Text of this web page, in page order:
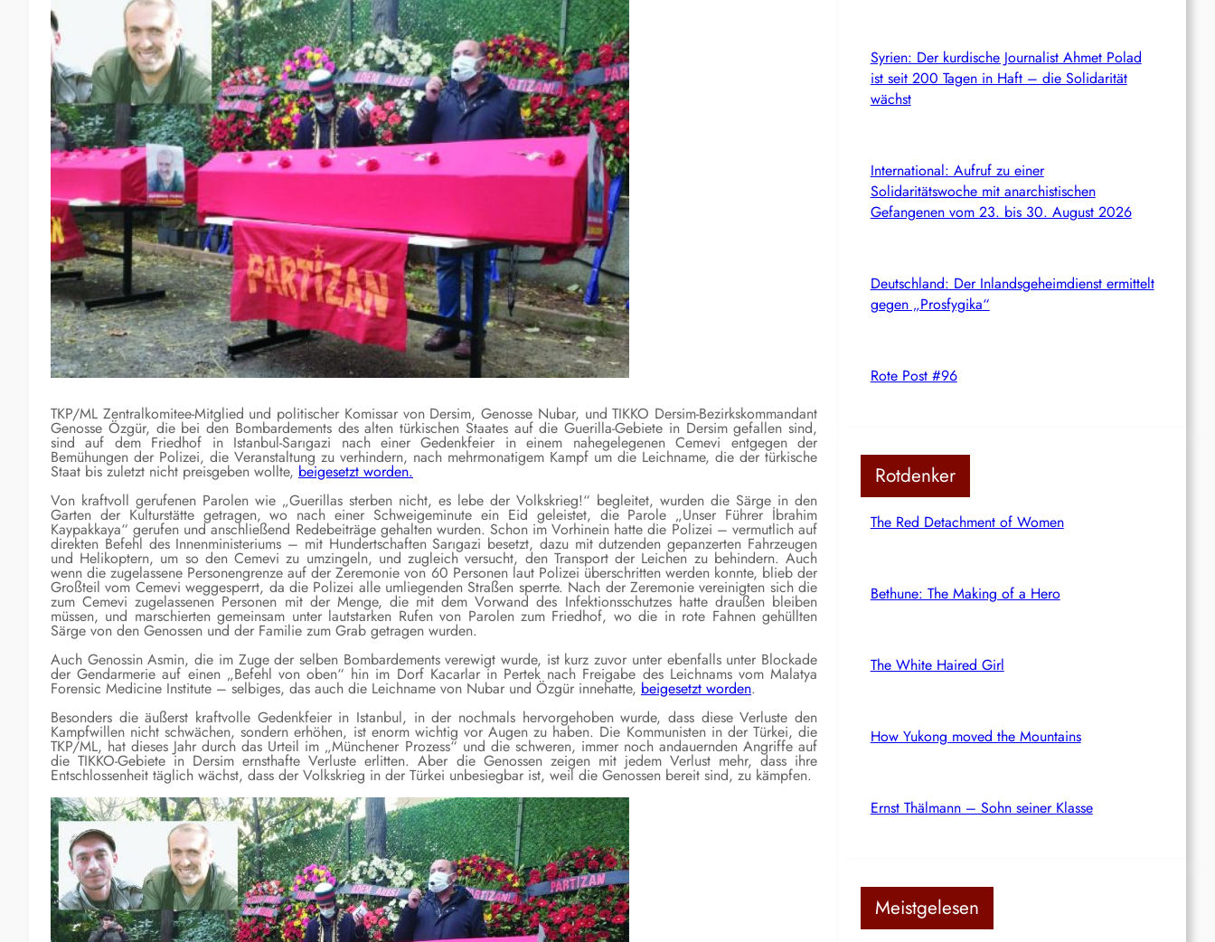
TKP/ML Zentralkomitee-Mitglied und politischer Komissar von Dersim, Genosse Nubar, und TIKKO Dersim-Bezirkskommandant
Genosse Özgür, die bei den Bombardements des alten türkischen Staates auf die Guerilla-Gebiete in Dersim gefallen sind,
sind auf dem Friedhof in Istanbul-Sarıgazi nach einer Gedenkfeier in einem nahegelegenen Cemevi entgegen der
Bemühungen der Polizei, die Veranstaltung zu verhindern, nach mehrmonatigem Kampf um die Leichname, die der türkische
Staat bis zuletzt nicht preisgeben wollte, beigesetzt worden.
Von kraftvoll gerufenen Parolen wie „Guerillas sterben nicht, es lebe der Volkskrieg!“ begleitet, wurden die Särge in den
Garten der Kulturstätte getragen, wo nach einer Schweigeminute ein Eid geleistet, die Parole „Unser Führer İbrahim
Kaypakkaya“ gerufen und anschließend Redebeiträge gehalten wurden. Schon im Vorhinein hatte die Polizei – vermutlich auf
direkten Befehl des Innenministeriums – mit Hundertschaften Sarıgazi besetzt, dazu mit dutzenden gepanzerten Fahrzeugen
und Helikoptern, um so den Cemevi zu umzingeln, und zugleich versucht, den Transport der Leichen zu behindern. Auch
wenn die zugelassene Personengrenze auf der Zeremonie von 60 Personen laut Polizei überschritten werden konnte, blieb der
Großteil vom Cemevi weggesperrt, da die Polizei alle umliegenden Straßen sperrte. Nach der Zeremonie vereinigten sich die
zum Cemevi zugelassenen Personen mit der Menge, die mit dem Vorwand des Infektionsschutzes hatte draußen bleiben
müssen, und marschierten gemeinsam unter lautstarken Rufen von Parolen zum Friedhof, wo die in rote Fahnen gehüllten
Särge von den Genossen und der Familie zum Grab getragen wurden.
Auch Genossin Asmin, die im Zuge der selben Bombardements verewigt wurde, ist kurz zuvor unter ebenfalls unter Blockade
der Gendarmerie auf einen „Befehl von oben“ hin im Dorf Kacarlar in Pertek nach Freigabe des Leichnams vom Malatya
Forensic Medicine Institute – selbiges, das auch die Leichname von Nubar und Özgür innehatte, beigesetzt worden.
Besonders die äußerst kraftvolle Gedenkfeier in Istanbul, in der nochmals hervorgehoben wurde, dass diese Verluste den
Kampfwillen nicht schwächen, sondern erhöhen, ist enorm wichtig vor Augen zu haben. Die Kommunisten in der Türkei, die
TKP/ML, hat dieses Jahr durch das Urteil im „Münchener Prozess“ und die schweren, immer noch andauernden Angriffe auf
die TIKKO-Gebiete in Dersim ernsthafte Verluste erlitten. Aber die Genossen zeigen mit jedem Verlust mehr, dass ihre
Entschlossenheit täglich wächst, dass der Volkskrieg in der Türkei unbesiegbar ist, weil die Genossen bereit sind, zu kämpfen.
Syrien: Der kurdische Journalist Ahmet Polad
ist seit 200 Tagen in Haft – die Solidarität
wächst
International: Aufruf zu einer
Solidaritätswoche mit anarchistischen
Gefangenen vom 23. bis 30. August 2026
Deutschland: Der Inlandsgeheimdienst ermittelt
gegen „Prosfygika“
Rote Post #96
Rotdenker
The Red Detachment of Women
Bethune: The Making of a Hero
The White Haired Girl
How Yukong moved the Mountains
Ernst Thälmann – Sohn seiner Klasse
Meistgelesen